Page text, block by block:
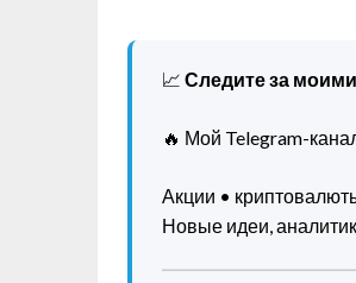
📈 Следите за
🔥 Мой Telegram-
Акции •
Новые идеи,